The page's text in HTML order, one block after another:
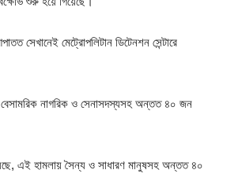
সেখানেই মেট্রোপলিটান ডিটেনশন সেন্টারে
বেসামরিক নাগরিক ও সেনাসদস্যসহ অন্তত ৪০ জন
এই হামলায় সৈন্য ও সাধারণ মানুষসহ অন্তত ৪০